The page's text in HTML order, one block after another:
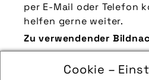
Cookie –
per E-Mail oder Telefon
helfen gerne weiter.
Zu verwendender
Quelle/Source:
König | pd-f“